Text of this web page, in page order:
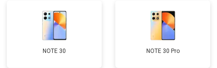
NOTE 30 NOTE 30 Pro